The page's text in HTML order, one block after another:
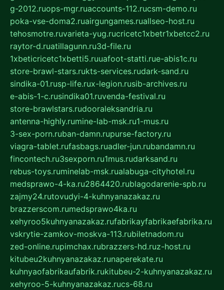
g-2012.ruops-mgr.ruaccounts-112.rucsm-demo.ru
poka-vse-doma2.ruairgungames.ruallseo-host.ru
tehosmotre.ruvarieta-yug.rucricetc1xbetr1xbetcc2.ru
raytor-d.ruatillagunn.ru3d-file.ru
1xbeticricetc1xbetti5.ruuafoot-statti.rue-abis1c.ru
store-brawl-stars.rukts-services.rudark-sand.ru
sindika-01.rusp-life.rux-legion.rusib-archives.ru
e-abis-1-c.rusindika01.ruvenda-festival.ru
store-brawlstars.rudooraleksandria.ru
antenna-highly.rumine-lab-msk.ru1-mus.ru
3-sex-porn.ruban-damn.rupurse-factory.ru
viagra-tablet.rufasbags.ruadler-jun.rubandamn.ru
fincontech.ru3sexporn.ru1mus.rudarksand.ru
rebus-toys.ruminelab-msk.rualabuga-cityhotel.ru
medsprawo-4-ka.ru2864420.rublagodarenie-spb.ru
zajmy24.rutovudyi-4-kuhnyanazakaz.ru
brazzerscom.rumedsprawo4ka.ru
xehyroo5kuhnyanazakaz.rufabrikayfabrikaefabrika.ru
vskrytie-zamkov-moskva-113.rubiletnadom.ru
zed-online.rupimchax.rubrazzers-hd.ruz-host.ru
kitubeu2kuhnyanazakaz.runaperekate.ru
kuhnyaofabrikaufabrik.rukitubeu-2-kuhnyanazakaz.ru
xehyroo-5-kuhnyanazakaz.rucs-68.ru